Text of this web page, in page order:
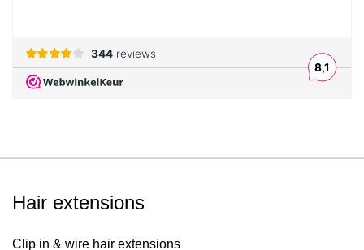
Hair extensions
Clip in & wire hair extensions